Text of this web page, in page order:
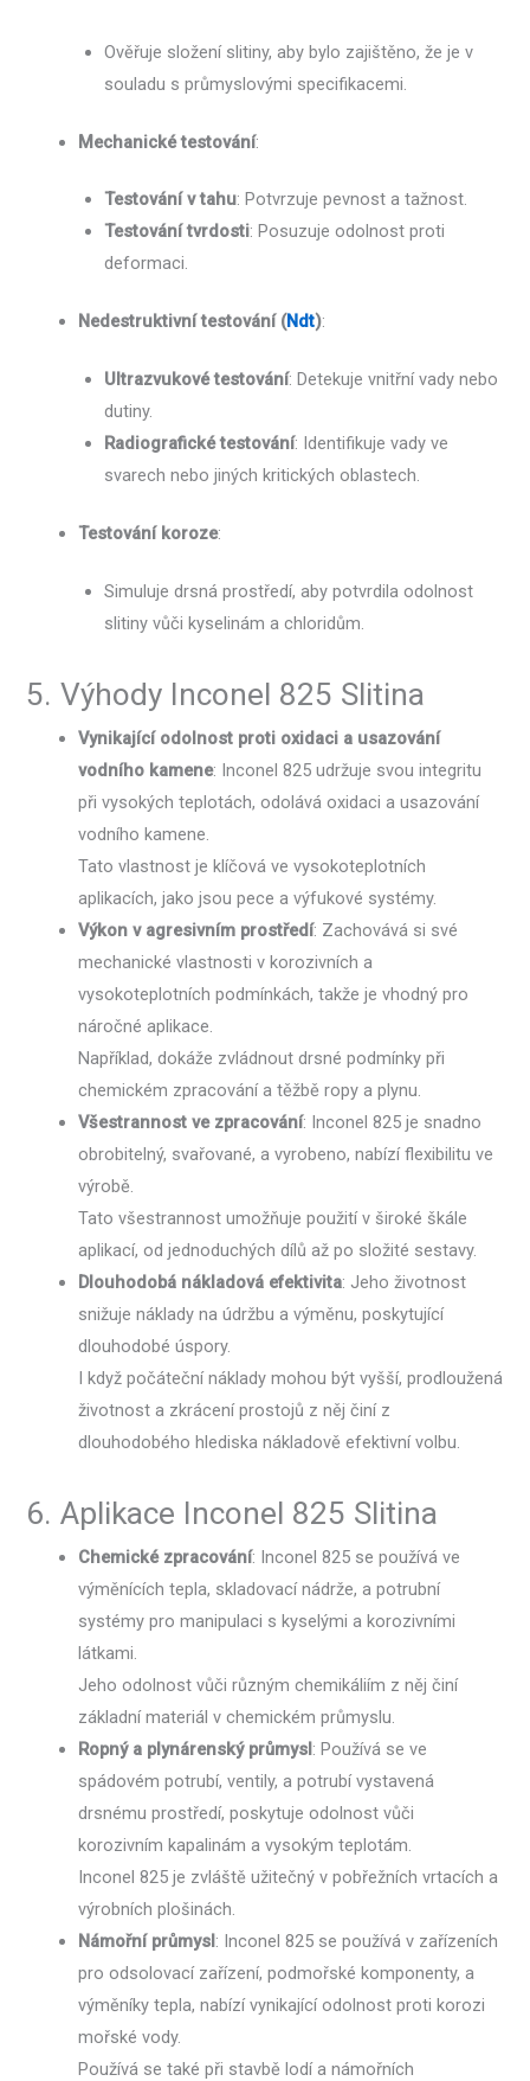
Ověřuje složení slitiny, aby bylo zajištěno, že je v
souladu s průmyslovými specifikacemi.
Mechanické testování:
Testování v tahu: Potvrzuje pevnost a tažnost.
Testování tvrdosti: Posuzuje odolnost proti
deformaci.
Nedestruktivní testování (Ndt):
Ultrazvukové testování: Detekuje vnitřní vady nebo
dutiny.
Radiografické testování: Identifikuje vady ve
svarech nebo jiných kritických oblastech.
Testování koroze:
Simuluje drsná prostředí, aby potvrdila odolnost
slitiny vůči kyselinám a chloridům.
5. Výhody Inconel 825 Slitina
Vynikající odolnost proti oxidaci a usazování
vodního kamene: Inconel 825 udržuje svou integritu
při vysokých teplotách, odolává oxidaci a usazování
vodního kamene.
Tato vlastnost je klíčová ve vysokoteplotních
aplikacích, jako jsou pece a výfukové systémy.
Výkon v agresivním prostředí: Zachovává si své
mechanické vlastnosti v korozivních a
vysokoteplotních podmínkách, takže je vhodný pro
náročné aplikace.
Například, dokáže zvládnout drsné podmínky při
chemickém zpracování a těžbě ropy a plynu.
Všestrannost ve zpracování: Inconel 825 je snadno
obrobitelný, svařované, a vyrobeno, nabízí flexibilitu ve
výrobě.
Tato všestrannost umožňuje použití v široké škále
aplikací, od jednoduchých dílů až po složité sestavy.
Dlouhodobá nákladová efektivita: Jeho životnost
snižuje náklady na údržbu a výměnu, poskytující
dlouhodobé úspory.
I když počáteční náklady mohou být vyšší, prodloužená
životnost a zkrácení prostojů z něj činí z
dlouhodobého hlediska nákladově efektivní volbu.
6. Aplikace Inconel 825 Slitina
Chemické zpracování: Inconel 825 se používá ve
výměnících tepla, skladovací nádrže, a potrubní
systémy pro manipulaci s kyselými a korozivními
látkami.
Jeho odolnost vůči různým chemikáliím z něj činí
základní materiál v chemickém průmyslu.
Ropný a plynárenský průmysl: Používá se ve
spádovém potrubí, ventily, a potrubí vystavená
drsnému prostředí, poskytuje odolnost vůči
korozivním kapalinám a vysokým teplotám.
Inconel 825 je zvláště užitečný v pobřežních vrtacích a
výrobních plošinách.
Námořní průmysl: Inconel 825 se používá v zařízeních
pro odsolovací zařízení, podmořské komponenty, a
výměníky tepla, nabízí vynikající odolnost proti korozi
mořské vody.
Používá se také při stavbě lodí a námořních